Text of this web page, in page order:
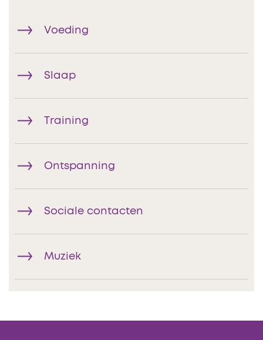
Voeding
Slaap
Training
Ontspanning
Sociale contacten
Muziek